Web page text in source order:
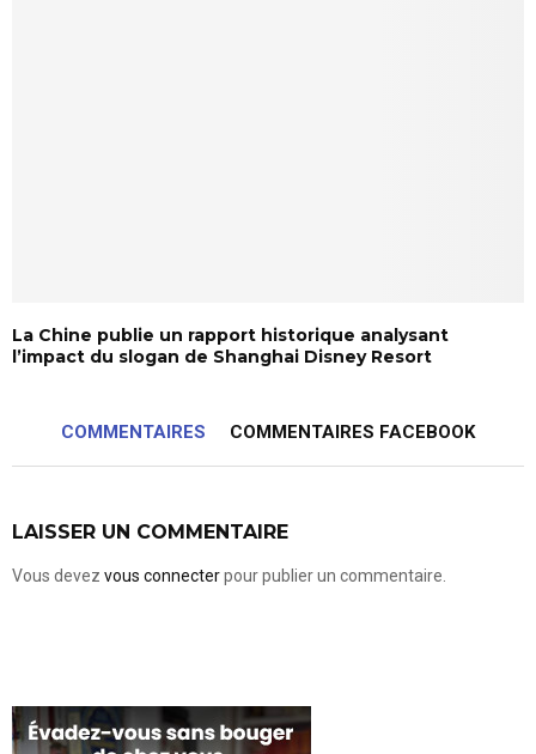
La Chine publie un rapport historique analysant
l’impact du slogan de Shanghai Disney Resort
COMMENTAIRES COMMENTAIRES FACEBOOK
LAISSER UN COMMENTAIRE
Vous devez vous connecterpour publier un commentaire.